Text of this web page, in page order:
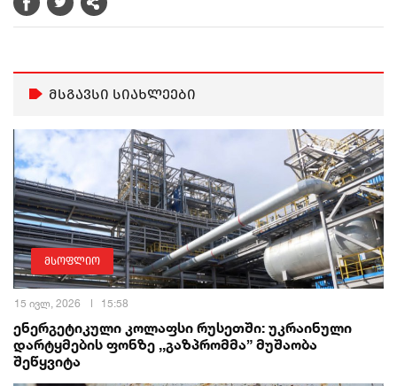
მსგავსი სიახლეები
მსოფლიო
15 ივლ, 2026 15:58
ენერგეტიკული კოლაფსი რუსეთში: უკრაინული
დარტყმების ფონზე ,,გაზპრომმა” მუშაობა
შეწყვიტა